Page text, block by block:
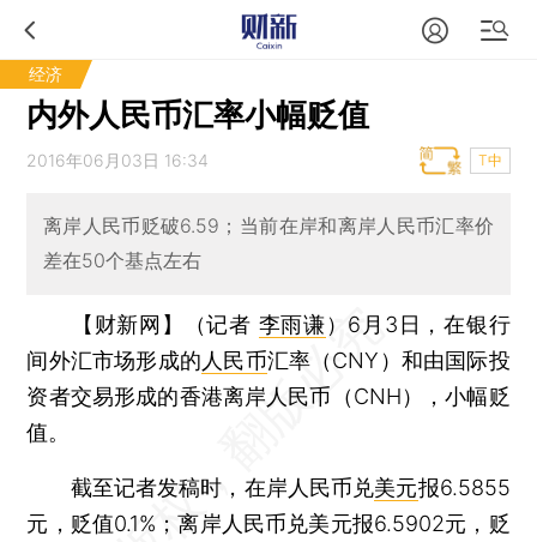
经济
内外人民币汇率小幅贬值
2016年06月03日 16:34 T中
离岸人民币贬破6.59；当前在岸和离岸人民币汇率价
差在50个基点左右
【财新网】（记者 李雨谦） 6月3日，在银行
间外汇市场形成的 人民币汇率（CNY）和由国际投
资者交易形成的香港离岸人民币（CNH），小幅贬
值。
截至记者发稿时，在岸人民币兑美元报6.5855
元，贬值0.1%；离岸人民币兑美元报6.5902元，贬